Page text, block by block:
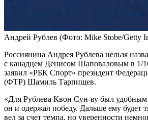
Андрей Рублев (Фото: Mike Stobe/Getty
Россиянина Андрея Рублева нельзя
с канадцем Денисом Шаповаловым в 1/
заявил «РБК Спорт» президент
(ФТР) Шамиль Тарпищев.
«Для Рублева Квон Сун-ву был
он и одержал победу. Дальше ему будет
вел за счет темпа, но уверенности